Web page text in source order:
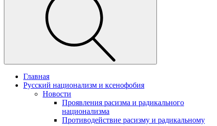
Главная
Русский национализм и ксенофобия
Новости
Проявления расизма и радикального
национализма
Противодействие расизму и радикальному